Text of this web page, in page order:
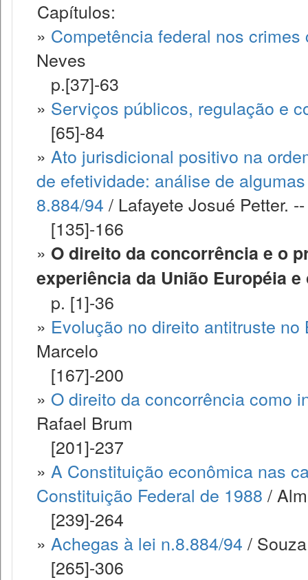
Capítulos:
» Competência federal nos
Neves
p.[37]-63
» Serviços públicos, regulação e
[65]-84
» Ato jurisdicional positivo na
de efetividade: análise de
8.884/94 / Lafayete Josué Petter. --
[135]-166
» O direito da concorrência e o
experiência da União Européia
p. [1]-36
» Evolução no direito antitruste
Marcelo
[167]-200
» O direito da concorrência como
Rafael Brum
[201]-237
» A Constituição econômica nas
Constituição Federal de 1988 /
[239]-264
» Achegas à lei n.8.884/94 /
[265]-306